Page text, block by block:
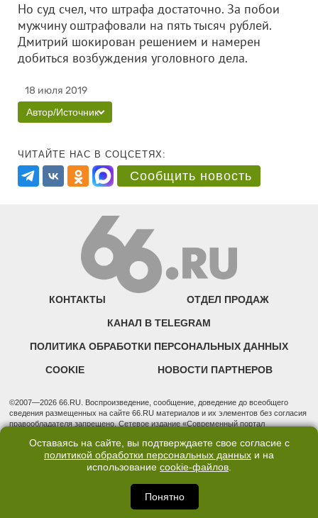
Но суд счел, что штрафа достаточно. За побои
мужчину оштрафовали на пять тысяч рублей.
Дмитрий шокирован решением и намерен
добиться возбуждения уголовного дела.
18 июля 2019
Автор/Источник
ЧИТАЙТЕ НАС В СОЦСЕТЯХ:
Сообщить новость
КОНТАКТЫ ОТДЕЛ ПРОДАЖ
КАНАЛ В TELEGRAM
ПОЛИТИКА ОБРАБОТКИ ПЕРСОНАЛЬНЫХ ДАННЫХ
COOKIE НОВОСТИ ПАРТНЕРОВ
©2007—2026 66.RU. Воспроизведение, сообщение, доведение до всеобщего
сведения размещенных на сайте 66.RU материалов и их элементов без согласия
правообладателя запрещено. Сетевое издание «Современный портал
надзору в сфере связи, информационных технологий и массовых коммуникаций
(Роскомнадзор). Регистрационный номер ЭЛ № ФС 77 - 76634 от 02.09.2019
Учредитель: Общество с ограниченной ответственностью "66.ру". Юридический
3, оф. 7015 Фактический адрес редакции и отдела продаж: 620014, Свердловская
обл., г. Екатеринбург, ул. Бориса Ельцина, д. 3, оф. 7015, +7 (343) 288-50-66
info@news.66.ru Главный редактор: Шлыков Дмитрий Владимирович
Оставаясь на сайте, вы подтверждаете свое согласие с
политикой обработки персональных данных и на
использование cookie-файлов.
Понятно